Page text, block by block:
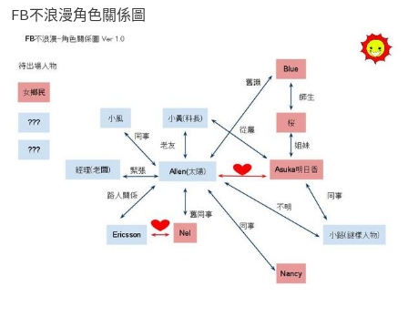
FB不浪漫角色關係圖